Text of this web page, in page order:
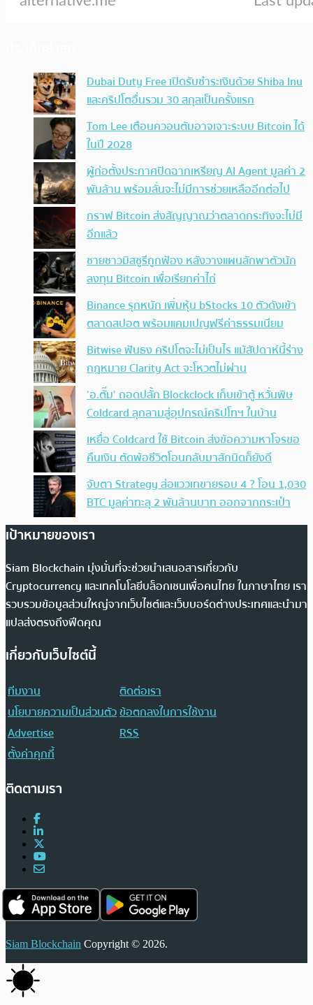
Dubai Duty Free เปิดรับชำระเงินด้วย Shiba Inu
และคริปโตอื่นรวม 30 สกุลเป็นครั้งแรก
Tom Lee เตือนควอนตัมอาจเจาะระบบ Bitcoin ได้
ในปี 2028
ผู้ก่อตั้งประกาศปิดฉากเหรียญ AI Agent มูลค่า 2
พันล้าน พร้อมลั่นจะไม่มีการช่วยเหลืออีกต่อไป
กราฟ Bitcoin ส่งสัญญาณว่าตลาดกระทิงจะไม่มี
อีกแล้ว
ชายชาวมิสซูรีถูกฟ้อง หลังวางแผนลักพาตัวนัก
ลงทุน Bitcoin เพื่อเรียกค่าไถ่
Binance รุกหนัก เพิ่มหุ้น bStocks 10 ตัวดังเข้า
ตลาดสปอต พร้อมแคมเปญฟรีค่าธรรมเนียม
Bitwise ฟันธง คริปโตจะไม่เป็นไร แม้สัปดาห์นี้ร่าง
กฎหมาย Clarity Act จะโหวตไม่ผ่าน
‘อ.ตั๊ม’ ถอดปลั้ก Blockclock เก็บเข้าตู้ หวั่นพิษ
Coldcard ลุกลามสู่อุปกรณ์คริปโทฯ ในบ้าน
เหยื่อ Coldcard ใช้ Bitcoin ส่งข้อความหาโจรขอ
คืนเงิน ตัดพ้อชีวิตโอนกลับมาสักนิดก็ยังดี
จับตา Strategy ส่อแววเทขายรอบ 4 ? โอน 1,030
BTC มูลค่าทะลุ 2 พันล้านบาท ออกจากกระเป๋า
เป้าหมายของเรา
Siam Blockchain มุ่งมั่นที่จะช่วยนำเสนอสารเกี่ยวกับ
Cryptocurrency และเทคโนโลยีบล็อกเชนเพื่อคนไทย ในภาษาไทย เรา
รวบรวมข้อมูลส่วนใหญ่จากเว็บไซต์และเว็บบอร์ดต่างประเทศและนำมา
แปลส่งตรงถึงฟีดคุณ
เกี่ยวกับเว็บไซต์นี้
ทีมงาน
ติดต่อเรา
นโยบายความเป็นส่วนตัวข้อตกลงในการใช้งาน
Advertise
RSS
ตั้งค่าคุกกี้
ติดตามเรา
Siam Blockchain Copyright © 2026.